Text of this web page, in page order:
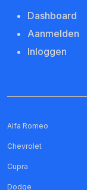
Dashboard
Aanmelden
Inloggen
Alfa Romeo
Chevrolet
Cupra
Dodge